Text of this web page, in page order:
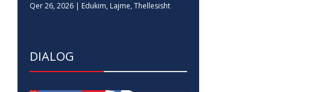
Qer 26, 2026 | Edukim, Lajme,Thellesisht
DIALOG